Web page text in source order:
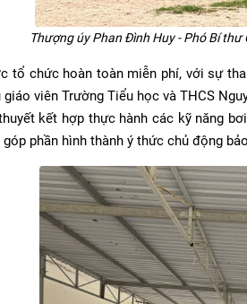
Thượng úy Phan Đình Huy - Phó Bí
tổ chức hoàn toàn miễn phí, với sự
viên Trường Tiểu học và THCS
kết hợp thực hành các kỹ năng
phần hình thành ý thức chủ động